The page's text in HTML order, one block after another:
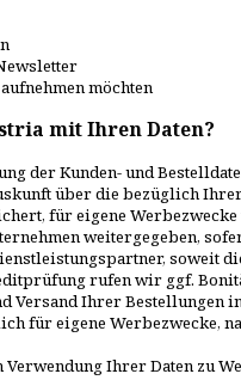
möchten
mit Ihren Daten?
der Kunden- und
über die bezüglich
für eigene
weitergegeben,
soweit
rufen wir ggf.
Versand Ihrer
für eigene Werbezwecke,
Ihrer Daten zu